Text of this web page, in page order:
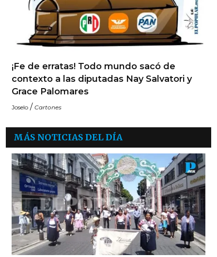
¡Fe de erratas! Todo mundo sacó de
contexto a las diputadas Nay Salvatori y
Grace Palomares
Joselo / Cartones
MÁS NOTICIAS DEL DÍA